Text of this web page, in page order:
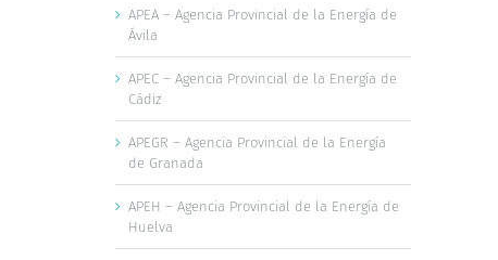
APEA – Agencia Provincial de la Energía de
Ávila
APEC – Agencia Provincial de la Energía de
Cádiz
APEGR – Agencia Provincial de la Energía
de Granada
APEH – Agencia Provincial de la Energía de
Huelva